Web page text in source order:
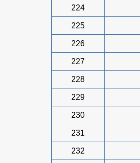
224
225
226
227
228
229
230
231
232